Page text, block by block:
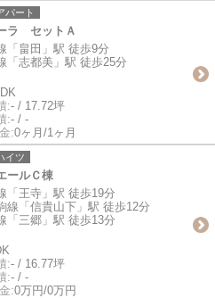
パート
ラ セットＡ
「畠田」駅 徒歩9分
「志都美」駅 徒歩25分
:- / 17.72坪
:- / -
:0ヶ月/1ヶ月
イツ
ールＣ棟
「王寺」駅 徒歩19分
線「信貴山下」駅 徒歩12分
「三郷」駅 徒歩13分
:- / 16.77坪
:- / -
:0万円/0万円